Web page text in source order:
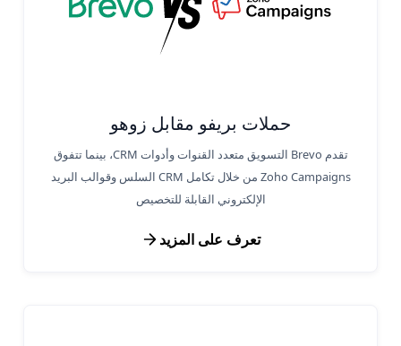
حملات بريفو مقابل زوهو
تقدم Brevo التسويق متعدد القنوات وأدوات CRM، بينما تتفوق
Zoho Campaigns من خلال تكامل CRM السلس وقوالب البريد
الإلكتروني القابلة للتخصيص
تعرف على المزيد